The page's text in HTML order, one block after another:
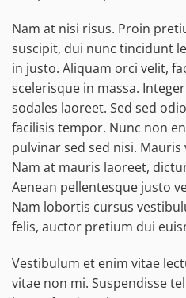
Nam at nisi risus. Proin
suscipit, dui nunc tincidunt
in justo. Aliquam orci velit,
scelerisque in massa.
sodales laoreet. Sed sed
facilisis tempor. Nunc non
pulvinar sed sed nisi.
Nam at mauris laoreet,
Aenean pellentesque justo
Nam lobortis cursus
felis, auctor pretium dui
Vestibulum et enim vitae
vitae non mi. Suspendisse